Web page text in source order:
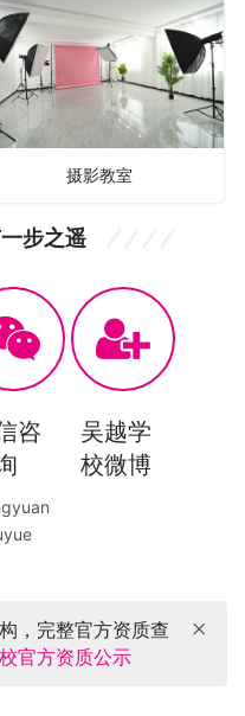
摄影教室
步之遥
咨
吴越学
校微博
，完整官方资质查
官方资质公示